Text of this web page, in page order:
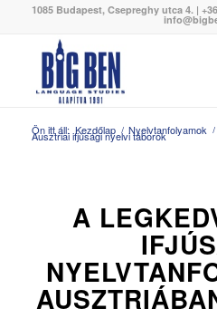
1085 Budapest, Csepreghy utca 4. |
Ön itt áll: Kezdőlap / Nyelvtanfolyamok /
Ausztriai ifjúsági nyelvi táborok
A